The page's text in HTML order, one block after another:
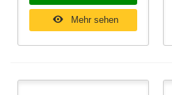
Mehr sehen